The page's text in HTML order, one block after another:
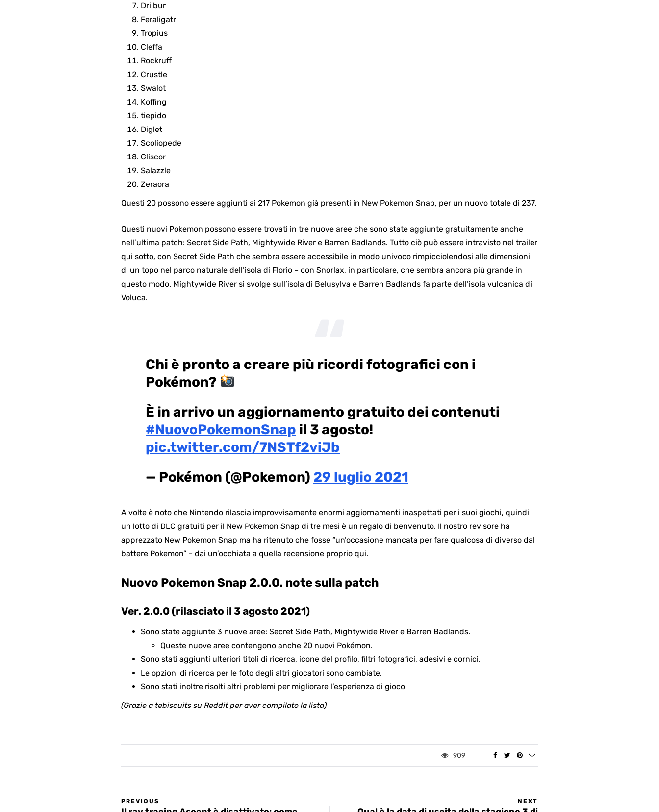
Drilbur
Feraligatr
Tropius
Cleffa
Rockruff
Crustle
Swalot
Koffing
tiepido
Diglet
Scoliopede
Gliscor
Salazzle
Zeraora
Questi 20 possono essere aggiunti ai 217 Pokemon già presenti in New Pokemon Snap, per un nuovo totale di 237.
Questi nuovi Pokemon possono essere trovati in tre nuove aree che sono state aggiunte gratuitamente anche
nell’ultima patch: Secret Side Path, Mightywide River e Barren Badlands. Tutto ciò può essere intravisto nel trailer
qui sotto, con Secret Side Path che sembra essere accessibile in modo univoco rimpicciolendosi alle dimensioni
di un topo nel parco naturale dell’isola di Florio – con Snorlax, in particolare, che sembra ancora più grande in
questo modo. Mightywide River si svolge sull’isola di Belusylva e Barren Badlands fa parte dell’isola vulcanica di
Voluca.
Chi è pronto a creare più ricordi fotografici con i
Pokémon?
È in arrivo un aggiornamento gratuito dei contenuti
#NuovoPokemonSnap il 3 agosto!
pic.twitter.com/7NSTf2viJb
— Pokémon (@Pokemon) 29 luglio 2021
A volte è noto che Nintendo rilascia improvvisamente enormi aggiornamenti inaspettati per i suoi giochi, quindi
un lotto di DLC gratuiti per il New Pokemon Snap di tre mesi è un regalo di benvenuto. Il nostro revisore ha
apprezzato New Pokemon Snap ma ha ritenuto che fosse “un’occasione mancata per fare qualcosa di diverso dal
battere Pokemon” – dai un’occhiata a quella recensione proprio qui.
Nuovo Pokemon Snap 2.0.0. note sulla patch
Ver. 2.0.0 (rilasciato il 3 agosto 2021)
Sono state aggiunte 3 nuove aree: Secret Side Path, Mightywide River e Barren Badlands.
Queste nuove aree contengono anche 20 nuovi Pokémon.
Sono stati aggiunti ulteriori titoli di ricerca, icone del profilo, filtri fotografici, adesivi e cornici.
Le opzioni di ricerca per le foto degli altri giocatori sono cambiate.
Sono stati inoltre risolti altri problemi per migliorare l’esperienza di gioco.
(Grazie a tebiscuits su Reddit per aver compilato la lista)
909
PREVIOUS NEXT